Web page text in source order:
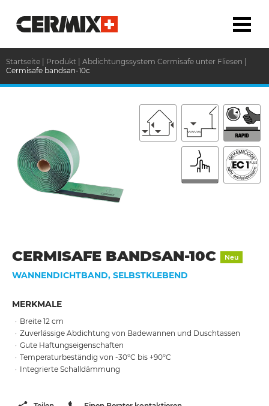
Startseite Produkt Abdichtungssystem Cermisafe unter Fliesen
Cermisafe bandsan-10c
CERMISAFE BANDSAN-10C Neu
WANNENDICHTBAND, SELBSTKLEBEND
MERKMALE
Breite 12 cm
Zuverlässige Abdichtung von Badewannen und Duschtassen
Gute Haftungseigenschaften
Temperaturbeständig von -30°C bis +90°C
Integrierte Schalldämmung